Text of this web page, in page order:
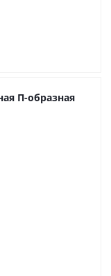
П-образная